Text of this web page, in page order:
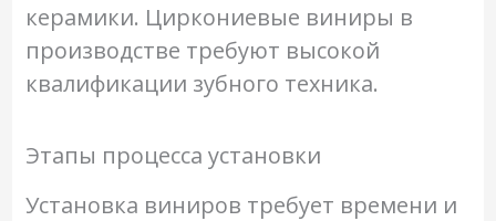
керамики. Циркониевые виниры в
производстве требуют высокой
квалификации зубного техника.
Этапы процесса установки
Установка виниров требует времени и